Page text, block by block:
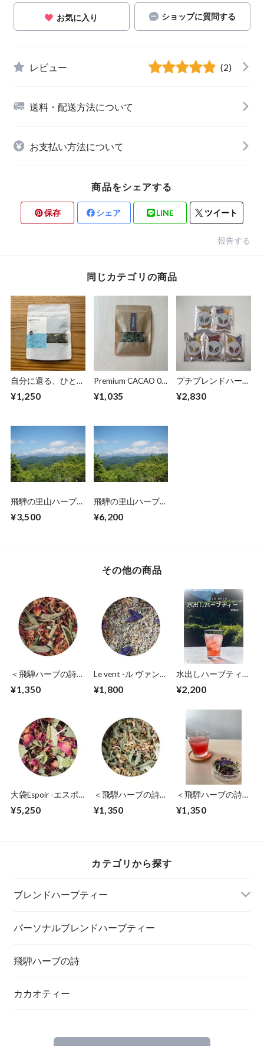
お気に入り ショップに質問する
レビュー (2)
送料・配送方法について
お支払い方法について
商品をシェアする
保存 シェア LINE ツイート
報告する
同じカテゴリの商品
自分に還る、ひと息
¥1,250
Premium CACAO 05
¥1,035
プチブレンドハーブ
¥2,830
飛騨の里山ハーブテ
¥3,500
飛騨の里山ハーブテ
¥6,200
その他の商品
＜飛騨ハーブの詩＞
ッとひと息
¥1,350
Le vent -ル ヴァン-
¥1,800
水出しハーブティー
シャンス スウリ-
¥2,200
大袋Espoir -エスポ
ventセット
¥5,250
＜飛騨ハーブの詩＞
ぐっすり
¥1,350
＜飛騨ハーブの詩＞
夏支度
¥1,350
カテゴリから探す
ブレンドハーブティー
パーソナルブレンドハーブティー
飛騨ハーブの詩
カカオティー